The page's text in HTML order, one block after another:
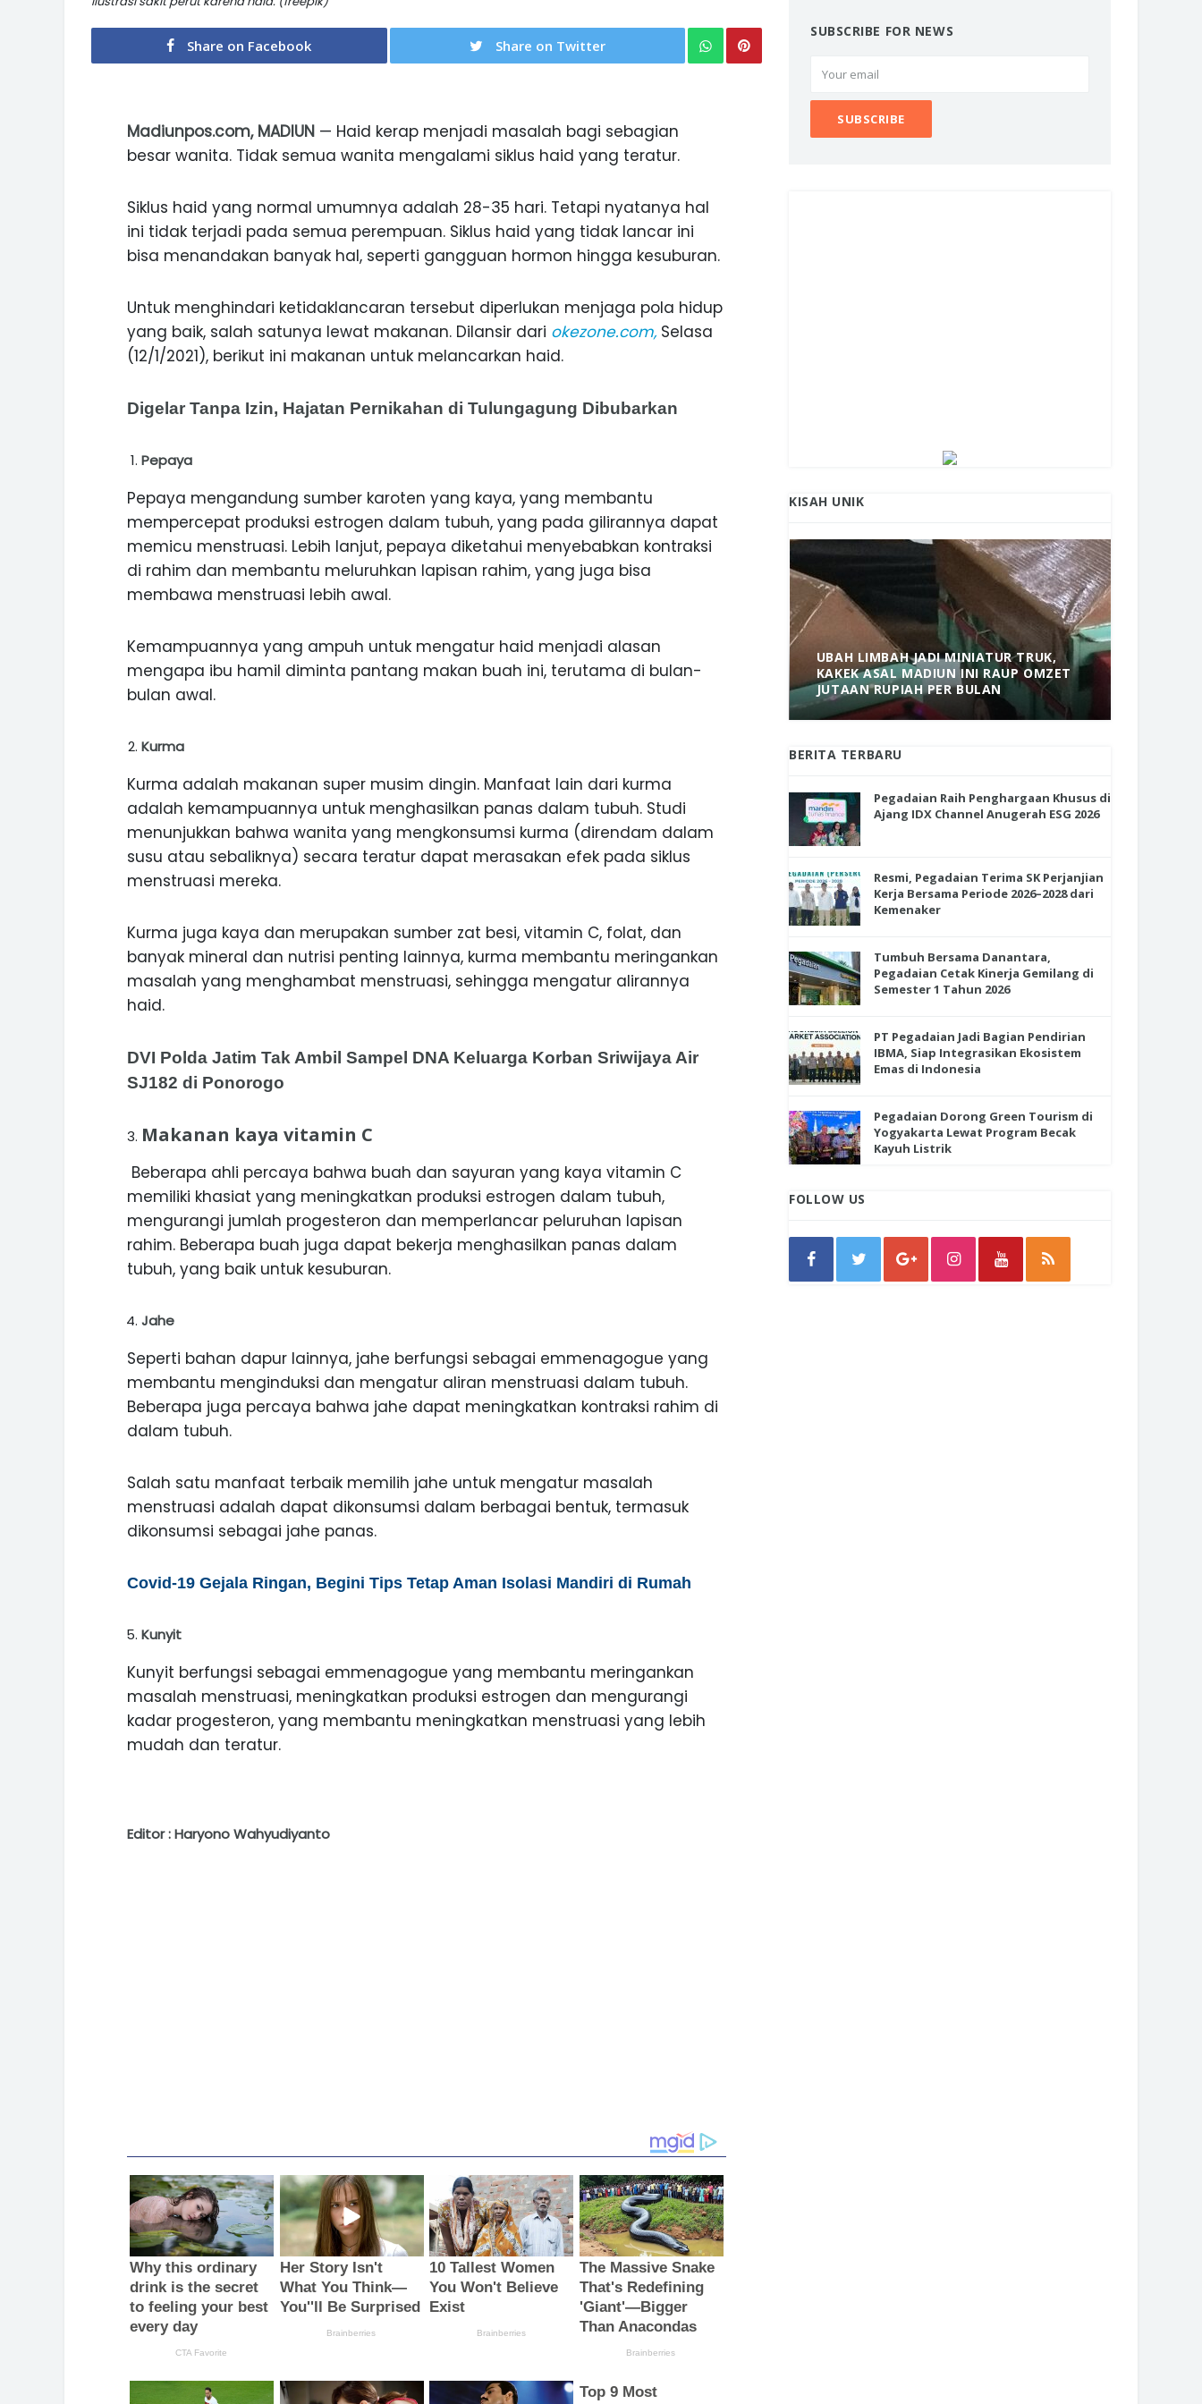
Share on Facebook Share on Twitter
Madiunpos.com, MADIUN — Haid kerap menjadi masalah bagi sebagian
besar wanita. Tidak semua wanita mengalami siklus haid yang teratur.
Siklus haid yang normal umumnya adalah 28-35 hari. Tetapi nyatanya hal
ini tidak terjadi pada semua perempuan. Siklus haid yang tidak lancar ini
bisa menandakan banyak hal, seperti gangguan hormon hingga kesuburan.
Untuk menghindari ketidaklancaran tersebut diperlukan menjaga pola hidup
yang baik, salah satunya lewat makanan. Dilansir dari okezone.com, Selasa
(12/1/2021), berikut ini makanan untuk melancarkan haid.
Digelar Tanpa Izin, Hajatan Pernikahan di Tulungagung Dibubarkan
Pepaya
Pepaya mengandung sumber karoten yang kaya, yang membantu
mempercepat produksi estrogen dalam tubuh, yang pada gilirannya dapat
memicu menstruasi. Lebih lanjut, pepaya diketahui menyebabkan kontraksi
di rahim dan membantu meluruhkan lapisan rahim, yang juga bisa
membawa menstruasi lebih awal.
Kemampuannya yang ampuh untuk mengatur haid menjadi alasan
mengapa ibu hamil diminta pantang makan buah ini, terutama di bulan-
bulan awal.
Kurma
Kurma adalah makanan super musim dingin. Manfaat lain dari kurma
adalah kemampuannya untuk menghasilkan panas dalam tubuh. Studi
menunjukkan bahwa wanita yang mengkonsumsi kurma (direndam dalam
susu atau sebaliknya) secara teratur dapat merasakan efek pada siklus
menstruasi mereka.
Kurma juga kaya dan merupakan sumber zat besi, vitamin C, folat, dan
banyak mineral dan nutrisi penting lainnya, kurma membantu meringankan
masalah yang menghambat menstruasi, sehingga mengatur alirannya
haid.
DVI Polda Jatim Tak Ambil Sampel DNA Keluarga Korban Sriwijaya Air
SJ182 di Ponorogo
Makanan kaya vitamin C
Beberapa ahli percaya bahwa buah dan sayuran yang kaya vitamin C
memiliki khasiat yang meningkatkan produksi estrogen dalam tubuh,
mengurangi jumlah progesteron dan memperlancar peluruhan lapisan
rahim. Beberapa buah juga dapat bekerja menghasilkan panas dalam
tubuh, yang baik untuk kesuburan.
Jahe
Seperti bahan dapur lainnya, jahe berfungsi sebagai emmenagogue yang
membantu menginduksi dan mengatur aliran menstruasi dalam tubuh.
Beberapa juga percaya bahwa jahe dapat meningkatkan kontraksi rahim di
dalam tubuh.
Salah satu manfaat terbaik memilih jahe untuk mengatur masalah
menstruasi adalah dapat dikonsumsi dalam berbagai bentuk, termasuk
dikonsumsi sebagai jahe panas.
Covid-19 Gejala Ringan, Begini Tips Tetap Aman Isolasi Mandiri di Rumah
Kunyit
Kunyit berfungsi sebagai emmenagogue yang membantu meringankan
masalah menstruasi, meningkatkan produksi estrogen dan mengurangi
kadar progesteron, yang membantu meningkatkan menstruasi yang lebih
mudah dan teratur.
Editor : Haryono Wahyudiyanto
SUBSCRIBE FOR NEWS
KISAH UNIK
MANIS, LEGIT, DAN PAHIT, NIKMATNYA
DURIAN SEGULUNG MADIUN
ANAK-ANAK BOJONEGORO DAN
NGANJUK SEKOLAH DI SMPN SARADAN
UBAH LIMBAH JADI MINIATUR TRUK,
KAKEK ASAL MADIUN INI RAUP OMZET
JUTAAN RUPIAH PER BULAN
BERITA TERBARU
Pegadaian Raih Penghargaan Khusus di
Ajang IDX Channel Anugerah ESG 2026
Resmi, Pegadaian Terima SK Perjanjian
Kerja Bersama Periode 2026–2028 dari
Kemenaker
Tumbuh Bersama Danantara,
Pegadaian Cetak Kinerja Gemilang di
Semester 1 Tahun 2026
PT Pegadaian Jadi Bagian Pendirian
IBMA, Siap Integrasikan Ekosistem
Emas di Indonesia
Pegadaian Dorong Green Tourism di
Yogyakarta Lewat Program Becak
Kayuh Listrik
FOLLOW US